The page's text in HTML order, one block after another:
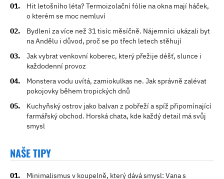
Hit letošního léta? Termoizolační fólie na okna mají háček,
o kterém se moc nemluví
Bydlení za více než 31 tisíc měsíčně. Nájemníci ukázali byt
na Andělu i důvod, proč se po třech letech stěhují
Jak vybrat venkovní koberec, který přežije déšť, slunce i
každodenní provoz
Monstera vodu uvítá, zamiokulkas ne. Jak správně zalévat
pokojovky během tropických dnů
Kuchyňský ostrov jako balvan z pobřeží a spíž připomínající
farmářský obchod. Horská chata, kde každý detail má svůj
smysl
NAŠE TIPY
Minimalismus v koupelně, který dává smysl: Vana s